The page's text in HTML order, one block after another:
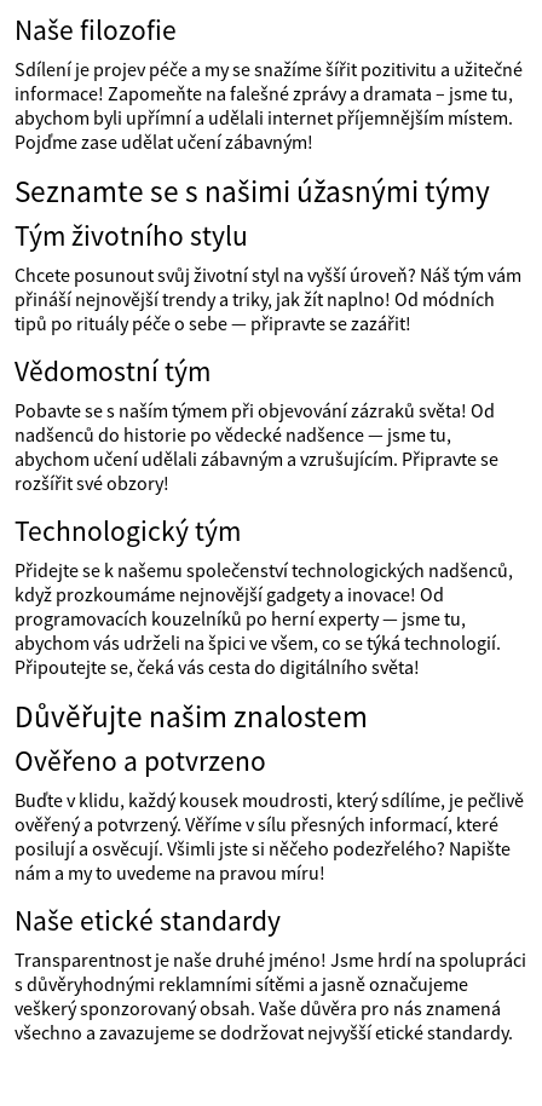
Naše filozofie
Sdílení je projev péče a my se snažíme šířit pozitivitu a užitečné
informace! Zapomeňte na falešné zprávy a dramata – jsme tu,
abychom byli upřímní a udělali internet příjemnějším místem.
Pojďme zase udělat učení zábavným!
Seznamte se s našimi úžasnými týmy
Tým životního stylu
Chcete posunout svůj životní styl na vyšší úroveň? Náš tým vám
přináší nejnovější trendy a triky, jak žít naplno! Od módních
tipů po rituály péče o sebe — připravte se zazářit!
Vědomostní tým
Pobavte se s naším týmem při objevování zázraků světa! Od
nadšenců do historie po vědecké nadšence — jsme tu,
abychom učení udělali zábavným a vzrušujícím. Připravte se
rozšířit své obzory!
Technologický tým
Přidejte se k našemu společenství technologických nadšenců,
když prozkoumáme nejnovější gadgety a inovace! Od
programovacích kouzelníků po herní experty — jsme tu,
abychom vás udrželi na špici ve všem, co se týká technologií.
Připoutejte se, čeká vás cesta do digitálního světa!
Důvěřujte našim znalostem
Ověřeno a potvrzeno
Buďte v klidu, každý kousek moudrosti, který sdílíme, je pečlivě
ověřený a potvrzený. Věříme v sílu přesných informací, které
posilují a osvěcují. Všimli jste si něčeho podezřelého? Napište
nám a my to uvedeme na pravou míru!
Naše etické standardy
Transparentnost je naše druhé jméno! Jsme hrdí na spolupráci
s důvěryhodnými reklamními sítěmi a jasně označujeme
veškerý sponzorovaný obsah. Vaše důvěra pro nás znamená
všechno a zavazujeme se dodržovat nejvyšší etické standardy.